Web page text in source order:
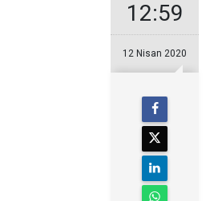
12:59
12 Nisan 2020